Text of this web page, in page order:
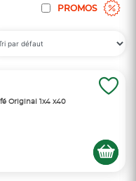
PROMOS
Original 1x4 x40